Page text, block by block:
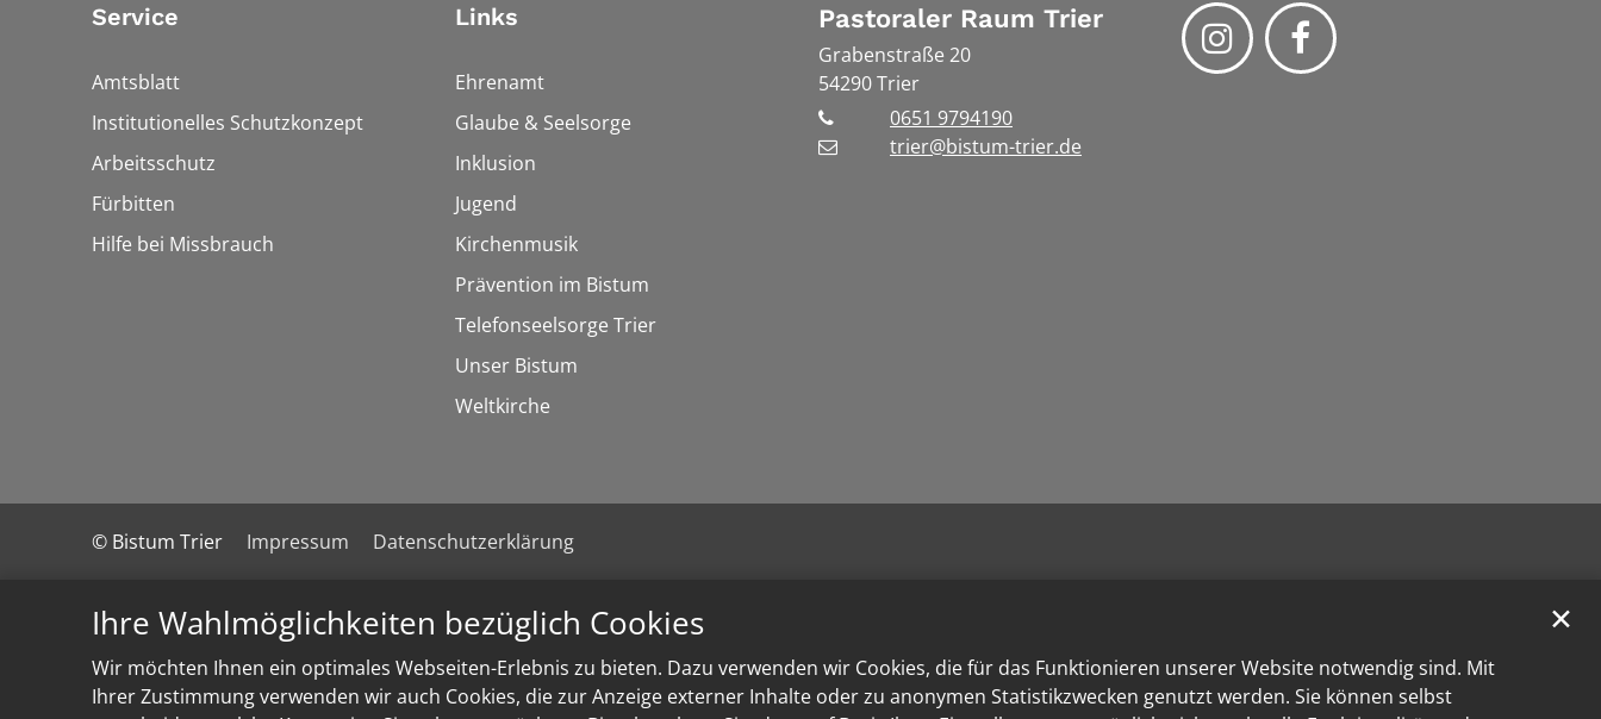
Ihre Wahlmöglichkeiten bezüglich Cookies
Wir möchten Ihnen ein optimales Webseiten-Erlebnis zu bieten. Dazu verwenden wir Cookies, die für das Funktionieren unserer Website notwendig sind. Mit
Ihrer Zustimmung verwenden wir auch Cookies, die zur Anzeige externer Inhalte oder zu anonymen Statistikzwecken genutzt werden. Sie können selbst
✕
Service
Amtsblatt
Institutionelles Schutzkonzept
Arbeitsschutz
Fürbitten
Hilfe bei Missbrauch
Links
Ehrenamt
Glaube & Seelsorge
Inklusion
Jugend
Kirchenmusik
Prävention im Bistum
Telefonseelsorge Trier
Unser Bistum
Weltkirche
Pastoraler Raum Trier
Grabenstraße 20
54290Trier
0651 9794190
trier@bistum-trier.de
© Bistum Trier Impressum Datenschutzerklärung